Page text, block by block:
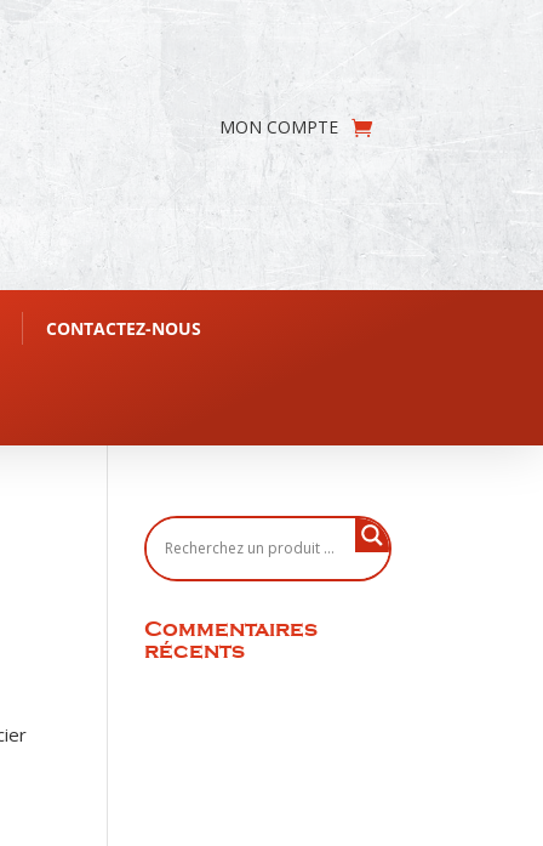
MON COMPTE
CONTACTEZ-NOUS
Commentaires
récents